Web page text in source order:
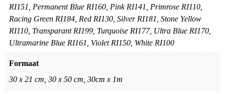
RI151, Permanent Blue RI160, Pink RI141, Primrose RI110,
Racing Green RI184, Red RI130, Silver RI181, Stone Yellow
RI110, Transparant RI199, Turquoise RI177, Ultra Blue RI170,
Ultramarine Blue RI161, Violet RI150, White RI100
Formaat
30 x 21 cm, 30 x 50 cm, 30cm x 1m